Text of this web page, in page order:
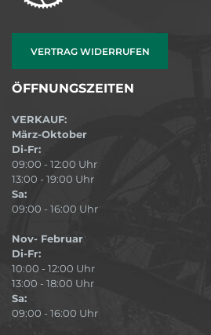
VERTRAG WIDERRUFEN
ÖFFNUNGSZEITEN
VERKAUF:
März-Oktober
Di-Fr:
09:00 - 12:00 Uhr
13:00 - 19:00 Uhr
Sa:
09:00 - 16:00 Uhr
Nov- Februar
Di-Fr:
10:00 - 12:00 Uhr
13:00 - 18:00 Uhr
Sa:
09:00 - 16:00 Uhr